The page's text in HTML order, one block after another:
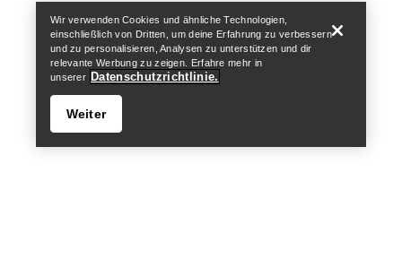
Wir verwenden Cookies und ähnliche Technologien,
einschließlich von Dritten, um deine Erfahrung zu verbessern
und zu personalisieren, Analysen zu unterstützen und dir
relevante Werbung zu zeigen. Erfahre mehr in
unserer Datenschutzrichtlinie.
Weiter